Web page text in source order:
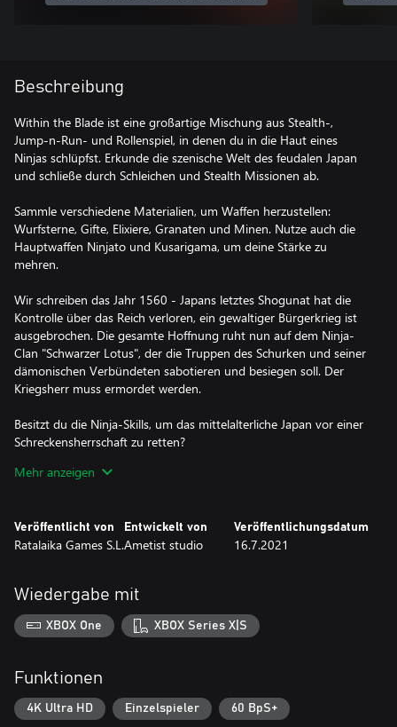
Beschreibung
Within the Blade ist eine großartige Mischung aus Stealth-,
Jump-n-Run- und Rollenspiel, in denen du in die Haut eines
Ninjas schlüpfst. Erkunde die szenische Welt des feudalen Japan
und schließe durch Schleichen und Stealth Missionen ab.
Sammle verschiedene Materialien, um Waffen herzustellen:
Wurfsterne, Gifte, Elixiere, Granaten und Minen. Nutze auch die
Hauptwaffen Ninjato und Kusarigama, um deine Stärke zu
mehren.
Wir schreiben das Jahr 1560 - Japans letztes Shogunat hat die
Kontrolle über das Reich verloren, ein gewaltiger Bürgerkrieg ist
ausgebrochen. Die gesamte Hoffnung ruht nun auf dem Ninja-
Clan "Schwarzer Lotus", der die Truppen des Schurken und seiner
dämonischen Verbündeten sabotieren und besiegen soll. Der
Kriegsherr muss ermordet werden.
Besitzt du die Ninja-Skills, um das mittelalterliche Japan vor einer
Schreckensherrschaft zu retten?
Features
* Verschiedene Gegnertypen, die verschiedene Taktiken erfordern
* Über 200 Rezepte zum Herstellen von Gegenständen
* Dynamische Kämpfe mit lebhaften Animationen
Mehr anzeigen
Veröffentlicht von
Ratalaika Games S.L.
Entwickelt von
Ametist studio
Veröffentlichungsdatum
16.7.2021
Wiedergabe mit
XBOX One XBOX Series X|S
Funktionen
4K Ultra HD Einzelspieler 60 BpS+